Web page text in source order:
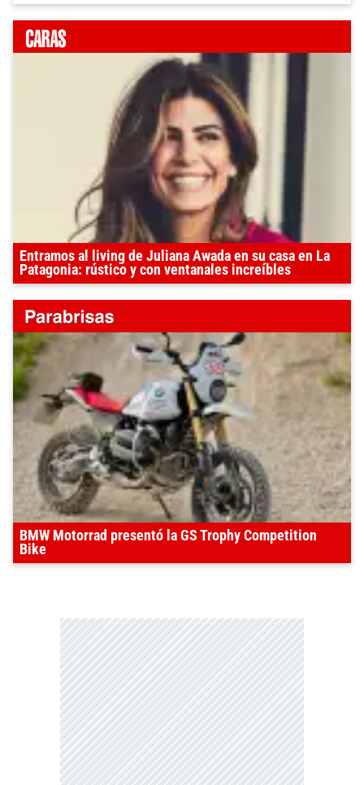
Entramos al living de Juliana Awada en su casa en La
Patagonia: rústico y con ventanales increíbles
BMW Motorrad presentó la GS Trophy Competition
Bike